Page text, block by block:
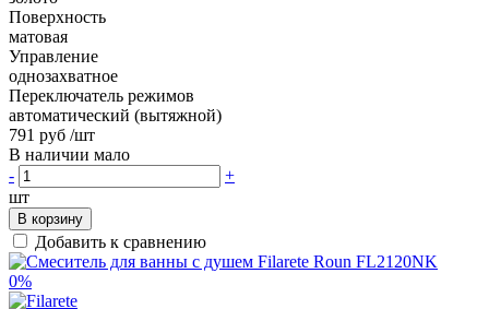
Поверхность
матовая
Управление
однозахватное
Переключатель режимов
автоматический (вытяжной)
791 руб /шт
В наличии мало
-
+
шт
В корзину
Добавить к сравнению
0%